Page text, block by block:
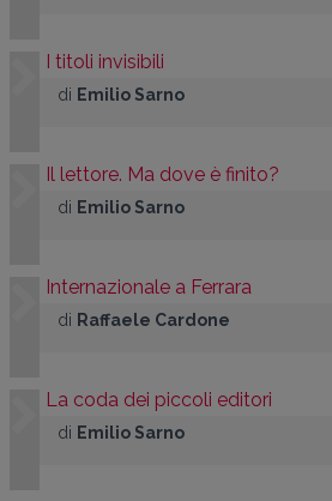
I titoli invisibili
di Emilio Sarno
Il lettore. Ma dove è finito?
di Emilio Sarno
Internazionale a Ferrara
di Raffaele Cardone
La coda dei piccoli editori
di Emilio Sarno